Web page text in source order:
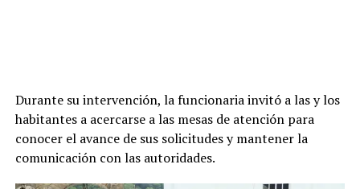
Durante su intervención, la funcionaria invitó a las y los
habitantes a acercarse a las mesas de atención para
conocer el avance de sus solicitudes y mantener la
comunicación con las autoridades.